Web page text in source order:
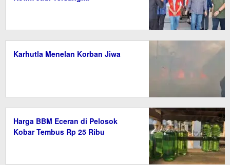
Karhutla Menelan Korban Jiwa
Harga BBM Eceran di Pelosok
Kobar Tembus Rp 25 Ribu